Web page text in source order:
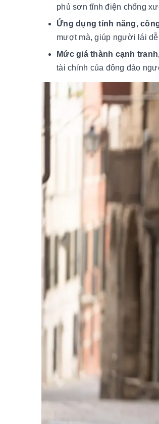
phủ sơn tĩnh điện chống
Ứng dụng tính năng,
mượt mà, giúp người lái
Mức giá thành cạnh
tài chính của đông đảo